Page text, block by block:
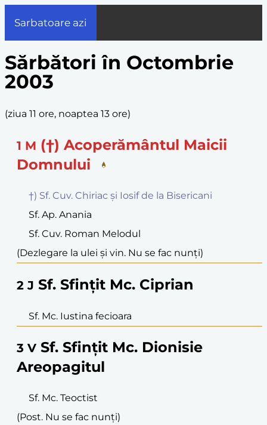
Sarbatoare azi
Sărbători în Octombrie
2003
(ziua 11 ore, noaptea 13 ore)
1 M (†) Acoperământul Maicii
Domnului
†) Sf. Cuv. Chiriac și Iosif de la Bisericani
Sf. Ap. Anania
Sf. Cuv. Roman Melodul
(Dezlegare la ulei și vin. Nu se fac nunți)
2 J Sf. Sfințit Mc. Ciprian
Sf. Mc. Iustina fecioara
3 V Sf. Sfințit Mc. Dionisie
Areopagitul
Sf. Mc. Teoctist
(Post. Nu se fac nunți)